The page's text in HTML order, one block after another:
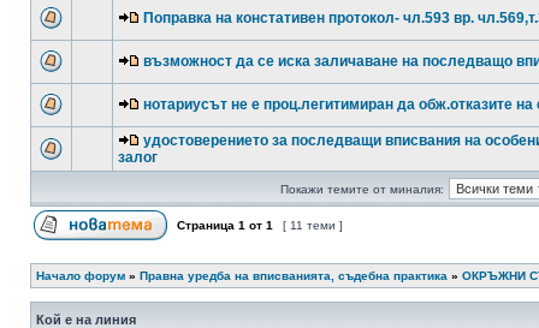
Поправка на констативен протокол- чл.593 вр.
възможност да се иска заличаване на последващо
нотариусът не е проц.легитимиран да обж.отказите на
удостоверението за последващи вписвания на
залог
Покажи темите от миналия:
Страница 1 от 1 [ 11 теми ]
Начало форум » Правна уредба на вписванията, съдебна практика » ОКРЪЖНИ
Кой е на линия